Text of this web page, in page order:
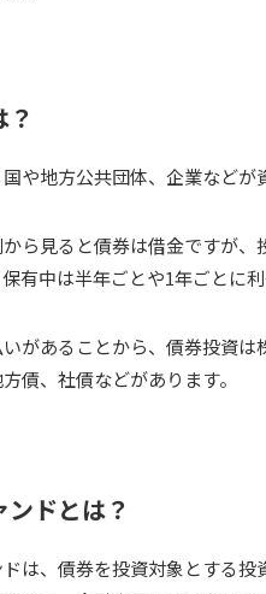
や地方公共団体、企業などが
ら見ると債券は借金ですが
有中は半年ごとや1年ごとに
があることから、債券投資
債、社債などがあります。
ドとは？
は、債券を投資対象とする